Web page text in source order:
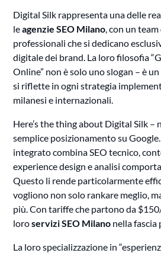
Digital Silk rappresenta una delle
leagenzie SEO Milano , con un
professionali che si dedicano
digitale dei brand. La loro filosofia
Online” non è solo uno slogan – è
si riflette in ogni strategia
milanesi e internazionali.
Here’s the thing about Digital Silk –
semplice posizionamento su
integrato combina SEO tecnico,
experience design e analisi
Questo li rende particolarmente
vogliono non solo rankare meglio,
più. Con tariffe che partono da
loroservizi SEO Milano nella fascia
La loro specializzazione in